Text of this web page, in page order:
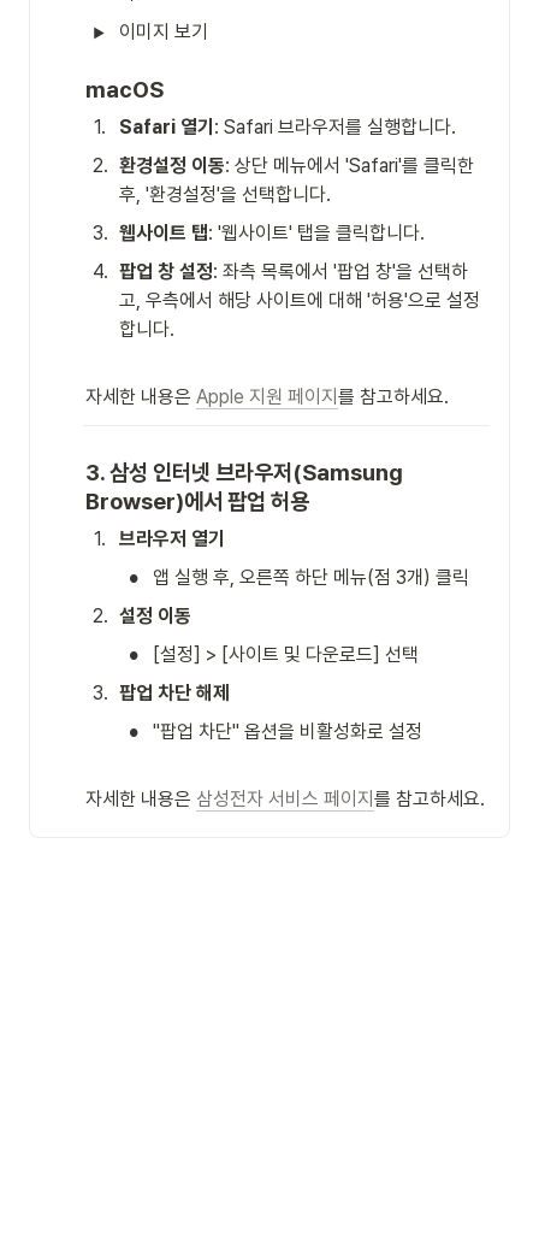
이미지 보기
macOS
1. Safari 열기 : Safari 브라우저를 실행합니다.
2. 환경설정 이동: 상단 메뉴에서 'Safari'를 클릭한
후, '환경설정'을 선택합니다.
3. 웹사이트 탭: '웹사이트' 탭을 클릭합니다.
4. 팝업 창 설정: 좌측 목록에서 '팝업 창'을 선택하
고, 우측에서 해당 사이트에 대해 '허용'으로 설정
합니다.
자세한 내용은 Apple 지원 페이지 를 참고하세요.
3. 삼성 인터넷 브라우저(Samsung
Browser)에서 팝업 허용
1. 브라우저 열기
•
앱 실행 후, 오른쪽 하단 메뉴(점 3개) 클릭
2. 설정 이동
•
[설정] > [사이트 및 다운로드] 선택
3. 팝업 차단 해제
• "팝업 차단" 옵션을 비활성화로 설정
자세한 내용은 삼성전자 서비스 페이지 를 참고하세요.